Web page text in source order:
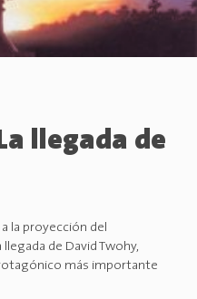
llegada de
la proyección del
de David Twohy,
más importante